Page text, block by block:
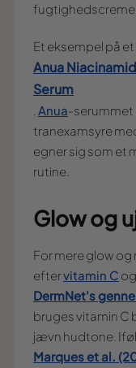
fugtighedscreme.
Et eksempel på
Anua
Serum
Anua-serummet
tranexamsyre
egner sig som et
rutine.
Glow og
For mere glow
eftervitamin C
DermNet's
bruges vitamin C
jævn hudtone.
Marques et al.